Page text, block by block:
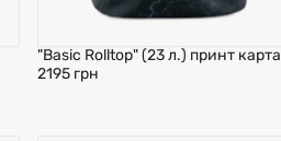
"Basic Rolltop" (23 л.) принт карта
2195 грн